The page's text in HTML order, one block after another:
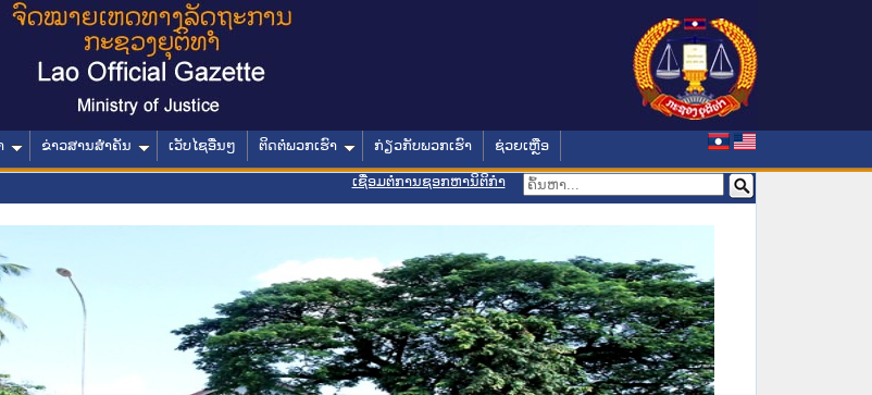
ຂ່າວສານສໍາຄັນ ເວັບໄຊອື່ນໆ ຕິດຕໍ່ພວກເຮົາ ກ່ຽວກັບພວກເຮົາ ຊ່ວຍເຫຼືອ
ເຊື່ອມຕໍ່ການຊອກຫານິຕິກຳ